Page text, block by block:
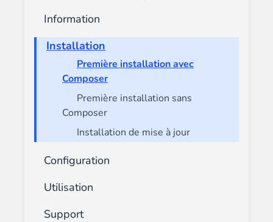
Information
Installation
Première installation avec
Composer
Première installation sans
Composer
Installation de mise à jour
Configuration
Utilisation
Support